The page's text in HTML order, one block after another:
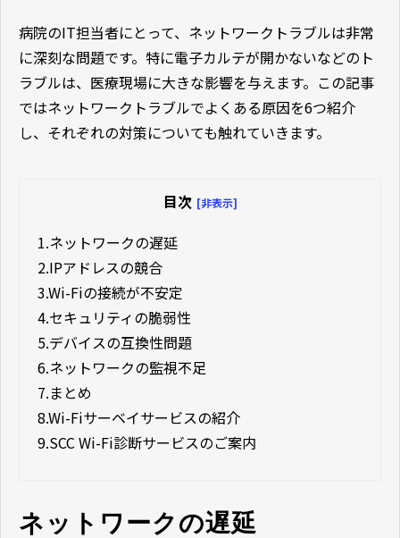
病院のIT担当者にとって、ネットワークトラブルは非常
に深刻な問題です。特に電子カルテが開かないなどのト
ラブルは、医療現場に大きな影響を与えます。この記事
ではネットワークトラブルでよくある原因を6つ紹介
し、それぞれの対策についても触れていきます。
目次 [非表示]
1.ネットワークの遅延
2.IPアドレスの競合
3.Wi-Fiの接続が不安定
4.セキュリティの脆弱性
5.デバイスの互換性問題
6.ネットワークの監視不足
7.まとめ
8.Wi-Fiサーベイサービスの紹介
9.SCC Wi-Fi診断サービスのご案内
ネットワークの遅延